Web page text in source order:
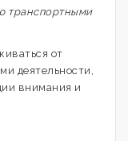
транспортными
от
деятельности,
внимания и